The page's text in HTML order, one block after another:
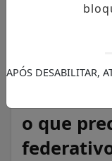
conta do
Estado
o que
APÓS DESABILITAR,